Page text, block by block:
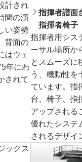
計され
間の演
い姿勢
背面の
はウェ
年にわ
されて
指揮者譜面
指揮者椅子
指揮者用シス
ーサル場所か
とスムーズに
う、機動性を
ています。指
台、椅子、指
アップされる
優れたシステ
されるデザイ